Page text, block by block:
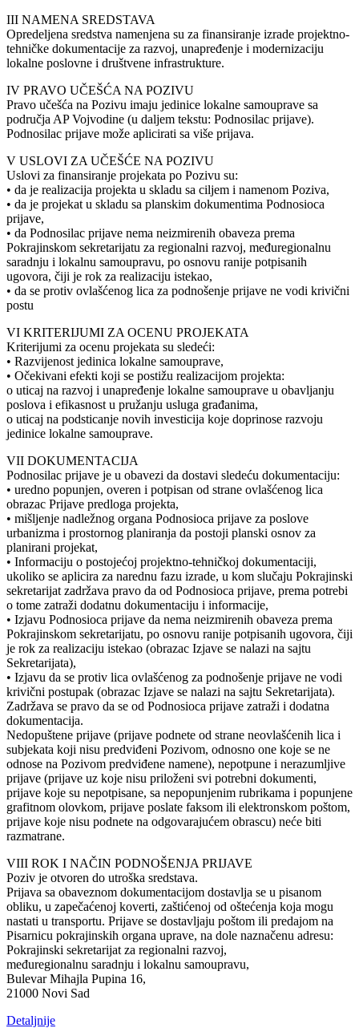
III NAMENA SREDSTAVA
Opredeljena sredstva namenjena su za finansiranje izrade projektno-
tehničke dokumentacije za razvoj, unapređenje i modernizaciju
lokalne poslovne i društvene infrastrukture.
IV PRAVO UČEŠĆA NA POZIVU
Pravo učešća na Pozivu imaju jedinice lokalne samouprave sa
područja AP Vojvodine (u daljem tekstu: Podnosilac prijave).
Podnosilac prijave može aplicirati sa više prijava.
V USLOVI ZA UČEŠĆE NA POZIVU
Uslovi za finansiranje projekata po Pozivu su:
• da je realizacija projekta u skladu sa ciljem i namenom Poziva,
• da je projekat u skladu sa planskim dokumentima Podnosioca
prijave,
• da Podnosilac prijave nema neizmirenih obaveza prema
Pokrajinskom sekretarijatu za regionalni razvoj, međuregionalnu
saradnju i lokalnu samoupravu, po osnovu ranije potpisanih
ugovora, čiji je rok za realizaciju istekao,
• da se protiv ovlašćenog lica za podnošenje prijave ne vodi krivični
postu
VI KRITERIJUMI ZA OCENU PROJEKATA
Kriterijumi za ocenu projekata su sledeći:
• Razvijenost jedinica lokalne samouprave,
• Očekivani efekti koji se postižu realizacijom projekta:
o uticaj na razvoj i unapređenje lokalne samouprave u obavljanju
poslova i efikasnost u pružanju usluga građanima,
o uticaj na podsticanje novih investicija koje doprinose razvoju
jedinice lokalne samouprave.
VII DOKUMENTACIJA
Podnosilac prijave je u obavezi da dostavi sledeću dokumentaciju:
• uredno popunjen, overen i potpisan od strane ovlašćenog lica
obrazac Prijave predloga projekta,
• mišljenje nadležnog organa Podnosioca prijave za poslove
urbanizma i prostornog planiranja da postoji planski osnov za
planirani projekat,
• Informaciju o postojećoj projektno-tehničkoj dokumentaciji,
ukoliko se aplicira za narednu fazu izrade, u kom slučaju Pokrajinski
sekretarijat zadržava pravo da od Podnosioca prijave, prema potrebi
o tome zatraži dodatnu dokumentaciju i informacije,
• Izjavu Podnosioca prijave da nema neizmirenih obaveza prema
Pokrajinskom sekretarijatu, po osnovu ranije potpisanih ugovora, čiji
je rok za realizaciju istekao (obrazac Izjave se nalazi na sajtu
Sekretarijata),
• Izjavu da se protiv lica ovlašćenog za podnošenje prijave ne vodi
krivični postupak (obrazac Izjave se nalazi na sajtu Sekretarijata).
Zadržava se pravo da se od Podnosioca prijave zatraži i dodatna
dokumentacija.
Nedopuštene prijave (prijave podnete od strane neovlašćenih lica i
subjekata koji nisu predviđeni Pozivom, odnosno one koje se ne
odnose na Pozivom predviđene namene), nepotpune i nerazumljive
prijave (prijave uz koje nisu priloženi svi potrebni dokumenti,
prijave koje su nepotpisane, sa nepopunjenim rubrikama i popunjene
grafitnom olovkom, prijave poslate faksom ili elektronskom poštom,
prijave koje nisu podnete na odgovarajućem obrascu) neće biti
razmatrane.
VIII ROK I NAČIN PODNOŠENJA PRIJAVE
Poziv je otvoren do utroška sredstava.
Prijava sa obaveznom dokumentacijom dostavlja se u pisanom
obliku, u zapečaćenoj koverti, zaštićenoj od oštećenja koja mogu
nastati u transportu. Prijave se dostavljaju poštom ili predajom na
Pisarnicu pokrajinskih organa uprave, na dole naznačenu adresu:
Pokrajinski sekretarijat za regionalni razvoj,
međuregionalnu saradnju i lokalnu samoupravu,
Bulevar Mihajla Pupina 16,
21000 Novi Sad
Detaljnije